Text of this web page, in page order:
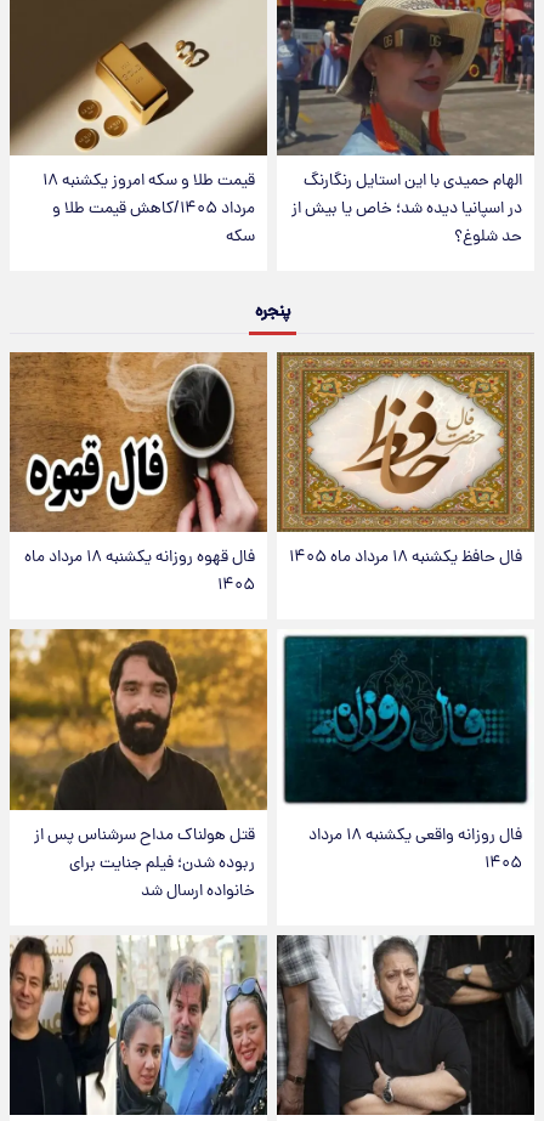
الهام حمیدی با این استایل رنگارنگ
در اسپانیا دیده شد؛ خاص یا بیش از
حد شلوغ؟
قیمت طلا و سکه امروز یکشنبه ۱۸
مرداد ۱۴۰۵/کاهش قیمت طلا و
سکه
پنجره
فال حافظ یکشنبه ۱۸ مرداد ماه ۱۴۰۵
فال قهوه روزانه یکشنبه ۱۸ مرداد ماه
۱۴۰۵
فال روزانه واقعی یکشنبه ۱۸ مرداد
۱۴۰۵
قتل هولناک مداح سرشناس پس از
ربوده شدن؛ فیلم جنایت برای
خانواده ارسال شد